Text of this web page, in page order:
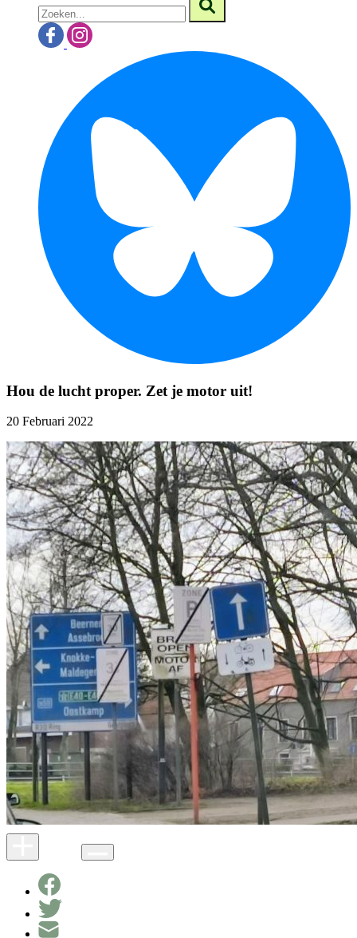
Hou de lucht proper. Zet je motor uit!
20 Februari 2022